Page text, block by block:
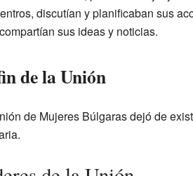
discutían y planificaban sus
sus ideas y noticias.
de la Unión
de Mujeres Búlgaras dejó de